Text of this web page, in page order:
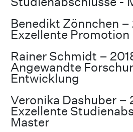
Benedikt Zönnchen –
Exzellente Promotion
Rainer Schmidt –
Angewandte
Entwicklung
Veronika Dashuber –
Exzellente
Master